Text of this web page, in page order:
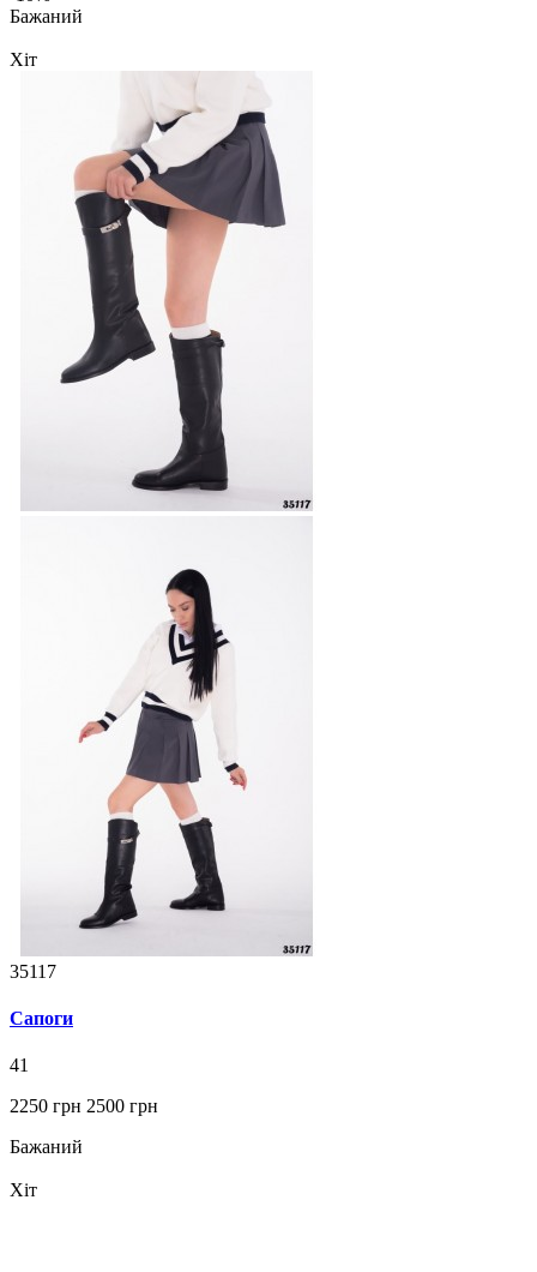
Бажаний
Хіт
35117
Сапоги
41
2250 грн 2500 грн
Бажаний
Хіт